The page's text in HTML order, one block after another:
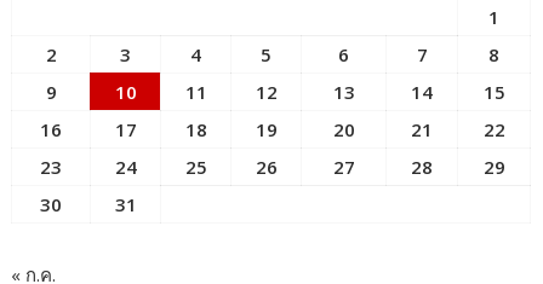
1
2
3 4 5 6 7
8
9
10 11 12 13 14
15
16
17 18 19 20 21
22
23
24 25 26 27 28
29
30
31
« ก.ค.